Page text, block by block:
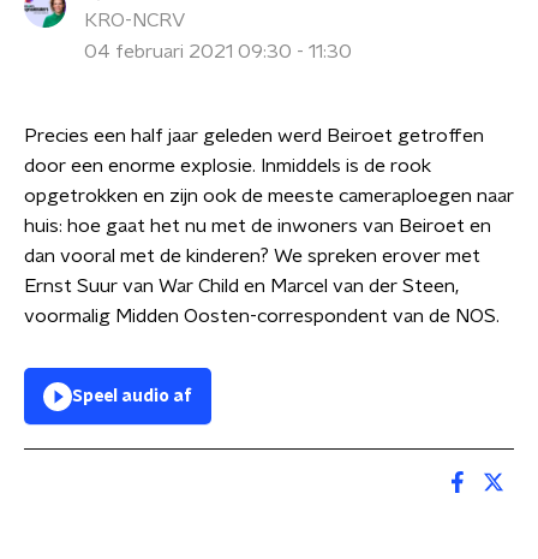
KRO-NCRV
04 februari 2021 09:30 - 11:30
Precies een half jaar geleden werd Beiroet getroffen
door een enorme explosie. Inmiddels is de rook
opgetrokken en zijn ook de meeste cameraploegen naar
huis: hoe gaat het nu met de inwoners van Beiroet en
dan vooral met de kinderen? We spreken erover met
Ernst Suur van War Child en Marcel van der Steen,
voormalig Midden Oosten-correspondent van de NOS.
Speel audio af